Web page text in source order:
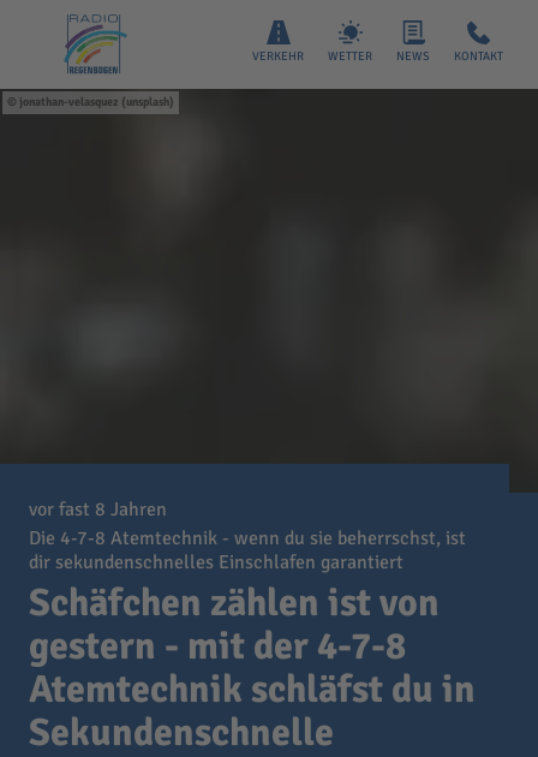
VERKEHR WETTER NEWS KONTAKT
jonathan-velasquez (unsplash)
vor fast 8 Jahren
Die 4-7-8 Atemtechnik - wenn du sie beherrschst, ist
dir sekundenschnelles Einschlafen garantiert
Schäfchen zählen ist von
gestern - mit der 4-7-8
Atemtechnik schläfst du in
Sekundenschnelle